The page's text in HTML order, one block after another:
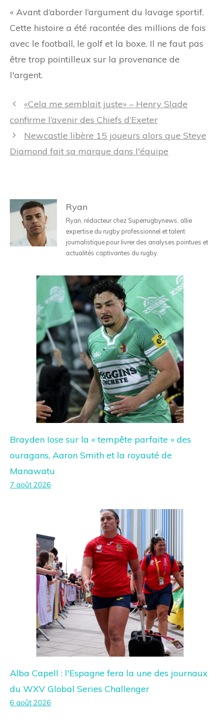
« Avant d’aborder l’argument du lavage sportif.
Cette histoire a été racontée des millions de fois
avec le football, le golf et la boxe. Il ne faut pas
être trop pointilleux sur la provenance de
l'argent.
Navigation
«Cela me semblait juste» – Henry Slade
confirme l’avenir des Chiefs d’Exeter
Newcastle libère 15 joueurs alors que Steve
Diamond fait sa marque dans l'équipe
Ryan
Ryan, rédacteur chez Superrugbynews, allie
expertise du rugby professionnel et talent
journalistique pour livrer des analyses pointues et
actualités captivantes du rugby.
Brayden Iose sur la « tempête parfaite » des
ouragans, Aaron Smith et la royauté de
Manawatu
7 août 2026
Alba Capell : l'Espagne fera la une des journaux
du WXV Global Series Challenger
6 août 2026